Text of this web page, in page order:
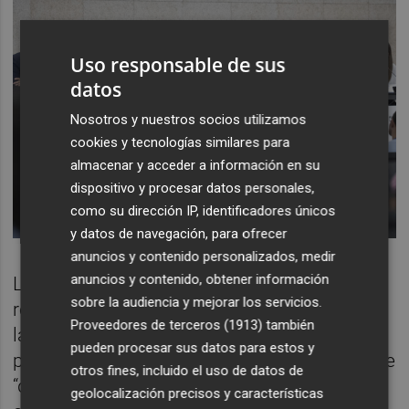
La presidenta de la institución provincial ha
reiterado “el compromiso inquebrantable de
la Diputación de Castellón con la salud y la
prevención” y, en ese sentido, ha añadido que
“desde la Diputación estamos
Uso responsable de sus
datos
Nosotros y nuestros socios utilizamos
cookies y tecnologías similares para
almacenar y acceder a información en su
dispositivo y procesar datos personales,
como su dirección IP, identificadores únicos
y datos de navegación, para ofrecer
anuncios y contenido personalizados, medir
anuncios y contenido, obtener información
sobre la audiencia y mejorar los servicios.
Proveedores de terceros (1913) también
pueden procesar sus datos para estos y
otros fines, incluido el uso de datos de
geolocalización precisos y características